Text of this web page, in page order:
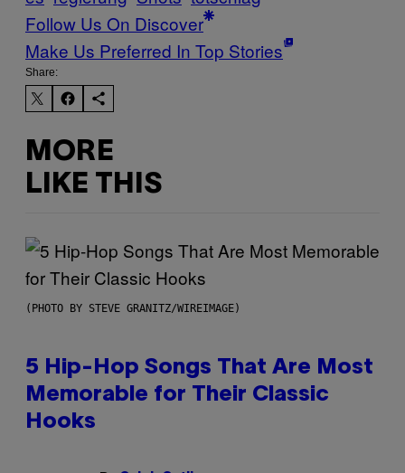
Follow Us On Discover
Make Us Preferred In Top Stories
Share:
MORE
LIKE THIS
(PHOTO BY STEVE GRANITZ/WIREIMAGE)
5 Hip-Hop Songs That Are Most
Memorable for Their Classic
Hooks